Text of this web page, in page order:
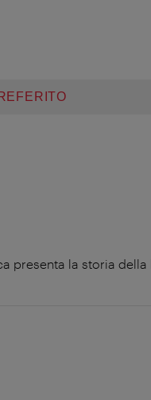
presenta la storia